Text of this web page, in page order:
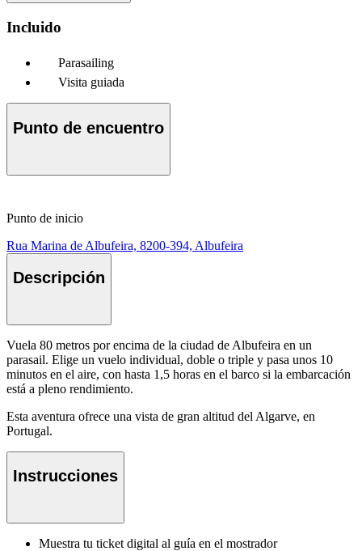
Incluido
Parasailing
Visita guiada
Punto de encuentro
Punto de inicio
Rua Marina de Albufeira, 8200-394, Albufeira
Descripción
Vuela 80 metros por encima de la ciudad de Albufeira en un
parasail. Elige un vuelo individual, doble o triple y pasa unos 10
minutos en el aire, con hasta 1,5 horas en el barco si la embarcación
está a pleno rendimiento.
Esta aventura ofrece una vista de gran altitud del Algarve, en
Portugal.
Instrucciones
Muestra tu ticket digital al guía en el mostrador